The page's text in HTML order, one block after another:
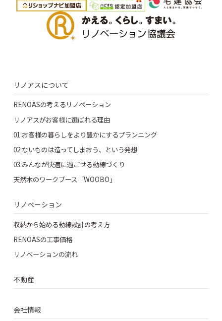
リノアスについて
RENOASの考えるリノベーション
リノアスがお客様に選ばれる理由
01:お客様の暮らしをより豊かにするプランニング
02:ないものは造ってしまおう、という発想
03:みんなが快適に過ごせる動線づくり
天然木のワークブース「WOOBO」
リノベーション
収納から始める動線設計の考え方
RENOASの工事価格
リノベーションの流れ
不動産
会社情報